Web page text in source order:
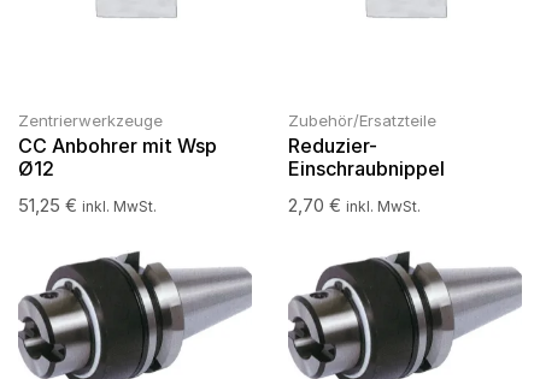
Zentrierwerkzeuge
CC Anbohrer mit Wsp
Ø12
51,25 € inkl. MwSt.
Zubehör/Ersatzteile
Reduzier-
Einschraubnippel
2,70 € inkl. MwSt.